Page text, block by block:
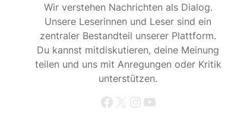
Wir verstehen Nachrichten als Dialog.
Unsere Leserinnen und Leser sind ein
zentraler Bestandteil unserer Plattform.
Du kannst mitdiskutieren, deine Meinung
teilen und uns mit Anregungen oder Kritik
unterstützen.
Facebook X Instagram YouTube